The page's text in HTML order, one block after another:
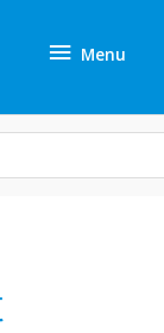
Menu